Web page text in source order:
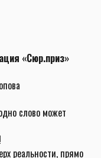
«Сюр.приз»
слово может
реальности, прямо